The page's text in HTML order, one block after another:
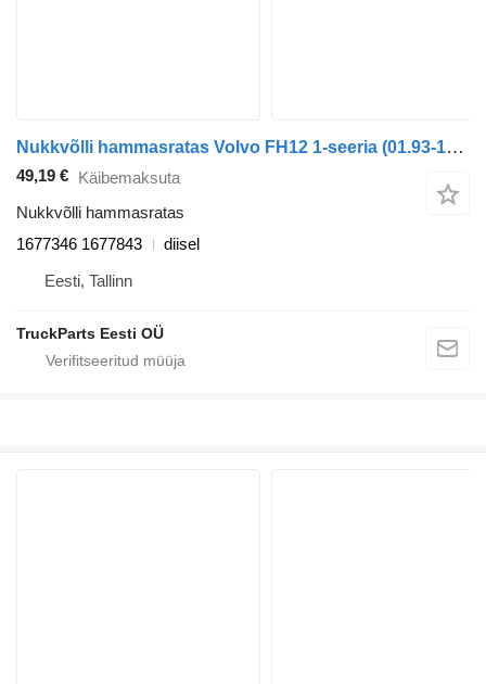
Nukkvõlli hammasratas Volvo FH12 1-seeria (01.93-12.02) 1677346 1677843 tüübi jaoks veoauto Volvo FH12, FH16, NH12, FH, VNL780 (1993-2014)
49,19 € Käibemaksuta
Nukkvõlli hammasratas
1677346 1677843
diisel
Eesti, Tallinn
TruckParts Eesti OÜ